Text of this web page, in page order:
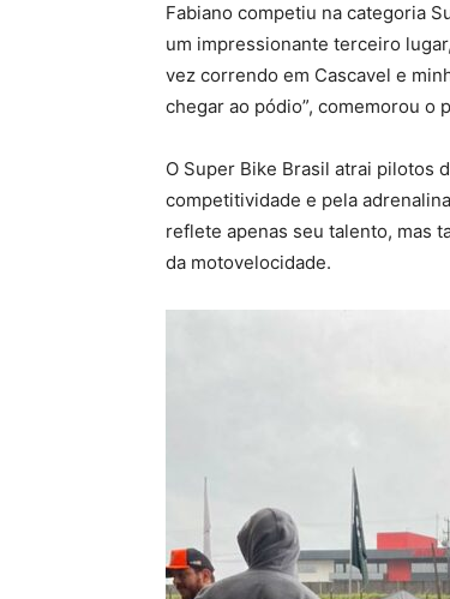
Fabiano competiu na categoria
um impressionante terceiro
vez correndo em Cascavel e
chegar ao pódio”, comemorou o
O Super Bike Brasil atrai pilotos
competitividade e pela
reflete apenas seu talento, mas
da motovelocidade.